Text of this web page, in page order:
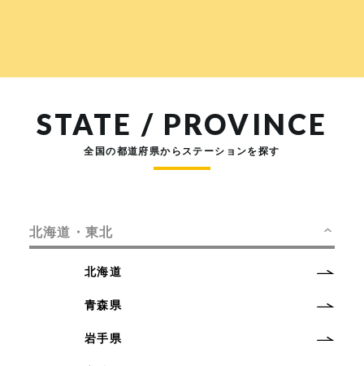
STATE / PROVINCE
全国の都道府県からステーションを探す
北海道・東北
北海道
青森県
岩手県